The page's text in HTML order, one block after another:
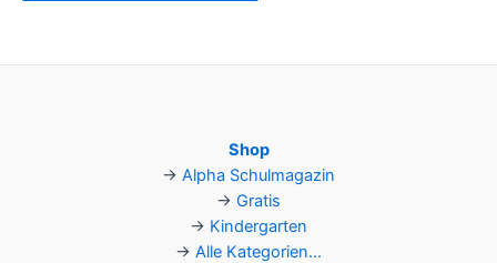
Shop
→ Alpha Schulmagazin
→ Gratis
→ Kindergarten
→ Alle Kategorien...